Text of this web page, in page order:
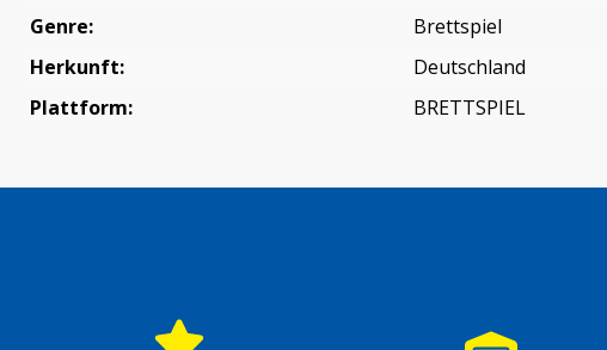
Genre:
Brettspiel
Herkunft:
Deutschland
Plattform:
BRETTSPIEL